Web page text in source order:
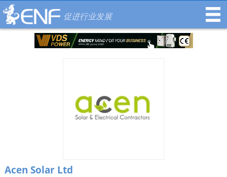
促进行业发展
Acen Solar Ltd